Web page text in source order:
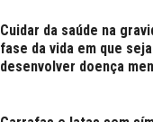
Cuidar da saúde na
fase da vida em que
desenvolver doença